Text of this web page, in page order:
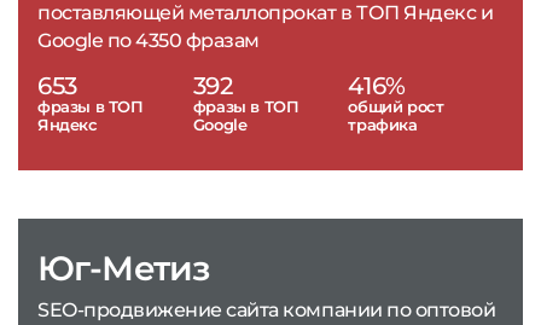
поставляющей металлопрокат в ТОП Яндекс и
Google по 4350 фразам
653
фразы в ТОП
Яндекс
392
фразы в ТОП
Google
416%
общий рост
трафика
Юг-Метиз
SEO-продвижение сайта компании по оптовой